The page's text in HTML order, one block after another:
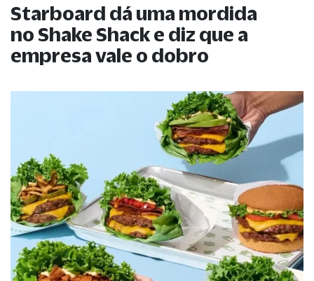
Starboard dá uma mordida
no Shake Shack e diz que a
empresa vale o dobro